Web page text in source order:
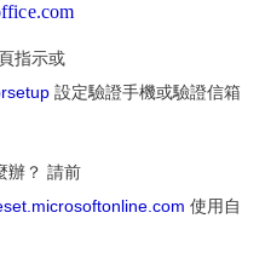
指示或
設定驗證手機或驗證信箱
辦？ 請前
使用自